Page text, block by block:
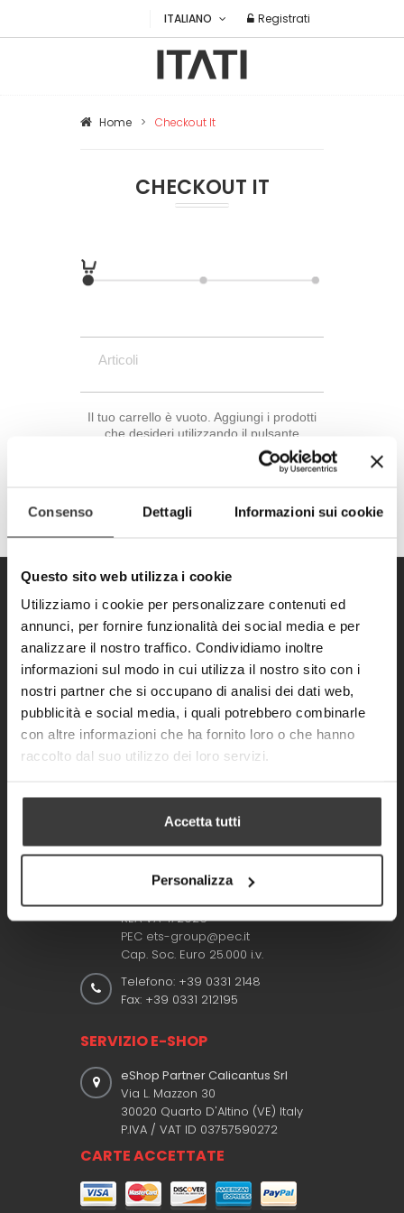
Consenso Dettagli Informazioni sui cookie
Questo sito web utilizza i cookie
Utilizziamo i cookie per personalizzare contenuti ed
annunci, per fornire funzionalità dei social media e per
analizzare il nostro traffico. Condividiamo inoltre
informazioni sul modo in cui utilizza il nostro sito con i
nostri partner che si occupano di analisi dei dati web,
pubblicità e social media, i quali potrebbero combinarle
con altre informazioni che ha fornito loro o che hanno
raccolto dal suo utilizzo dei loro servizi.
Accetta tutti
Personalizza
ITALIANO Registrati
Home > Checkout It
CHECKOUT IT
Articoli
Il tuo carrello è vuoto. Aggiungi i prodotti
che desideri utilizzando il pulsante
"Aggiungi al carrello"!
Vendita nei migliori negozi di gadget e
souvenir
Piazzale del Lavoro 29
P.IVA e C.F. 01324290129
REA VA-172926
PEC ets-group@pec.it
Cap. Soc. Euro 25.000 i.v.
Telefono: +39 0331 2148
Fax: +39 0331 212195
SERVIZIO E-SHOP
eShop Partner Calicantus Srl
Via L. Mazzon 30
30020 Quarto D'Altino (VE) Italy
P.IVA / VAT ID 03757590272
CARTE ACCETTATE